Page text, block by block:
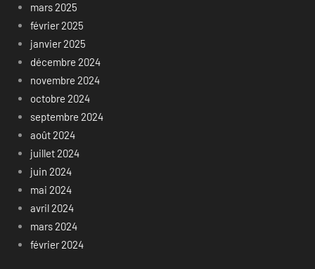
mars 2025
février 2025
janvier 2025
décembre 2024
novembre 2024
octobre 2024
septembre 2024
août 2024
juillet 2024
juin 2024
mai 2024
avril 2024
mars 2024
février 2024